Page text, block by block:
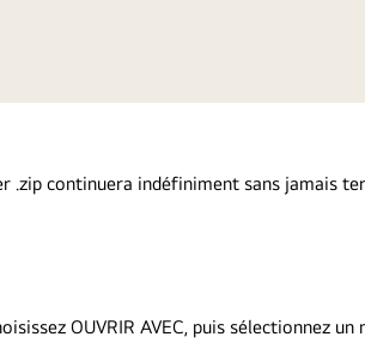
.zip continuera indéfiniment sans jamais
OUVRIR AVEC, puis sélectionnez